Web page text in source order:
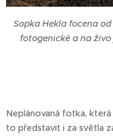
Sopka Hekla focena
fotogenické a na
Neplánovaná fotka, která
to představit i za světla